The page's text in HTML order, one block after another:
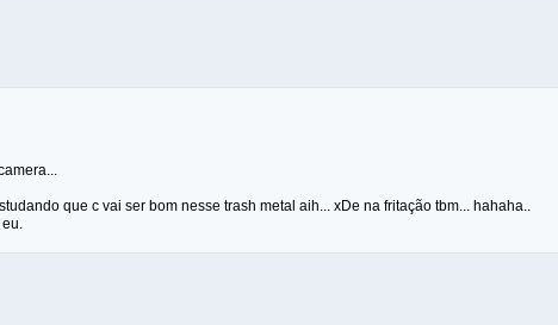
que c vai ser bom nesse trash metal aih... xDe na fritação tbm... hahaha..